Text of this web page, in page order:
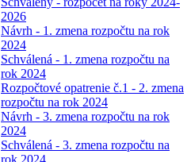
2026
Návrh - 1. zmena rozpočtu na rok
2024
Schválená - 1. zmena rozpočtu na
rok 2024
Rozpočtové opatrenie č.1 - 2. zmena
rozpočtu na rok 2024
Návrh - 3. zmena rozpočtu na rok
2024
Schválená - 3. zmena rozpočtu na
rok 2024